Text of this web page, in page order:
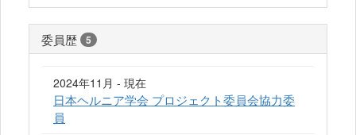
委員歴 5
2024年11月 - 現在
日本ヘルニア学会 プロジェクト委員会協力委
員